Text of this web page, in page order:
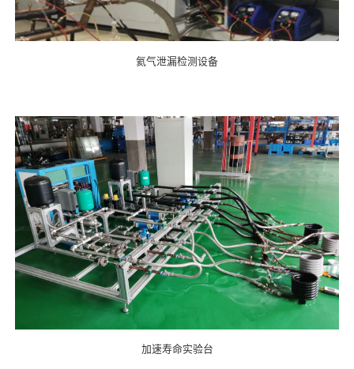
氦气泄漏检测设备
加速寿命实验台